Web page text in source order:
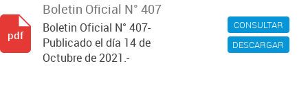
CONSULTAR
DESCARGAR
Boletin Oficial N° 407
Boletin Oficial N° 407-
Publicado el día 14 de
Octubre de 2021.-
pdf